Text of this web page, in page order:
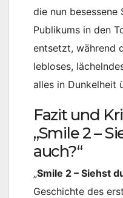
die nun besessene
Publikums in den
entsetzt, während
lebloses,
alles in Dunkelheit
Fazit und
„Smile 2 –
auch?“
„Smile 2 – Siehst
Geschichte des